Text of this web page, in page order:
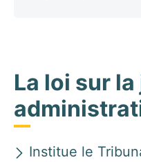
La loi sur
Institue le